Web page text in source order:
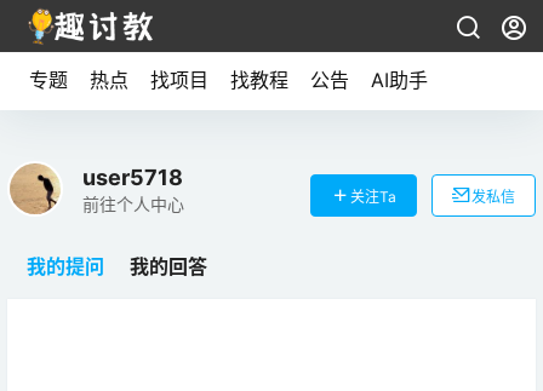
专题 热点 找项目 找教程 公告 AI助手
user5718
前往个人中心 关注Ta 发私信
我的提问 我的回答